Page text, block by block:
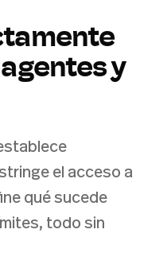
y
el acceso a
qué sucede
todo sin